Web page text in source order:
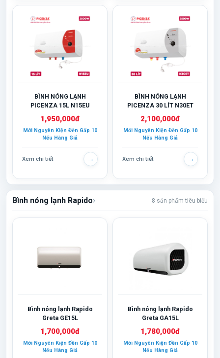
BÌNH NÓNG LẠNH
PICENZA 15L N15EU
1,950,000đ
Mới Nguyên Kiện Đền Gấp 10
Nếu Hàng Giả
Xem chi tiết →
BÌNH NÓNG LẠNH
PICENZA 30 LÍT N30ET
2,100,000đ
Mới Nguyên Kiện Đền Gấp 10
Nếu Hàng Giả
Xem chi tiết →
Bình nóng lạnh Rapido 8 sản phẩm tiêu biểu
Bình nóng lạnh Rapido
Greta GE15L
1,700,000đ
Mới Nguyên Kiện Đền Gấp 10
Nếu Hàng Giả
Bình nóng lạnh Rapido
Greta GA15L
1,780,000đ
Mới Nguyên Kiện Đền Gấp 10
Nếu Hàng Giả